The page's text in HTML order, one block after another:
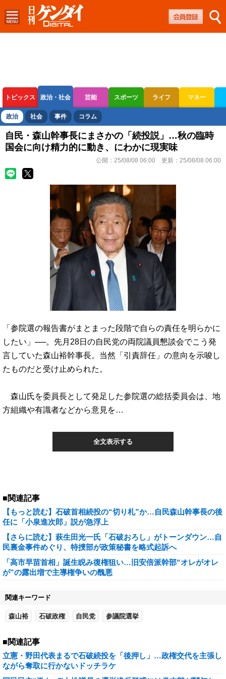
トピックス 政治・社会 芸能 スポーツ ライフ マネー
ボートレース 競輪 オートレース
政治 社会 事件 コラム
自民・森山幹事長にまさかの「続投説」…秋の臨時
国会に向け精力的に動き、にわかに現実味
公開： 25/08/08 06:00 更新： 25/08/08 06:00
「参院選の報告書がまとまった段階で自らの責任を明らかに
したい」──。先月28日の自民党の両院議員懇談会でこう発
言していた森山裕幹事長。当然「引責辞任」の意向を示唆し
たものだと受け止められた。
森山氏を委員長として発足した参院選の総括委員会は、地
方組織や有識者などから意見を…
全文表示する
■関連記事
【もっと読む】石破首相続投の“切り札”か…自民森山幹事長の後
任に「小泉進次郎」説が急浮上
【さらに読む】萩生田光一氏「石破おろし」がトーンダウン…自
民裏金事件めぐり、特捜部が政策秘書を略式起訴へ
「高市早苗首相」誕生睨み復権狙い…旧安倍派幹部“オレがオレ
が”の露出増で主導権争いの醜悪
関連キーワード
森山裕 石破政権 自民党 参議院選挙
■関連記事
立憲・野田代表まるで石破続投を「後押し」…政権交代を主張し
ながら奪取に行かないドッチラケ